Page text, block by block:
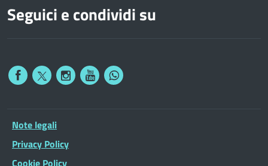
Seguici e condividi su
Note legali
Privacy Policy
Cookie Policy